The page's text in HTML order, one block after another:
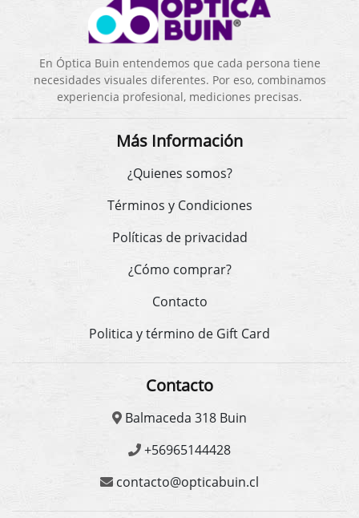
En Óptica Buin entendemos que cada persona tiene
necesidades visuales diferentes. Por eso, combinamos
experiencia profesional, mediciones precisas.
Más Información
¿Quienes somos?
Términos y Condiciones
Políticas de privacidad
¿Cómo comprar?
Contacto
Politica y término de Gift Card
Contacto
Balmaceda 318 Buin
+56965144428
contacto@opticabuin.cl